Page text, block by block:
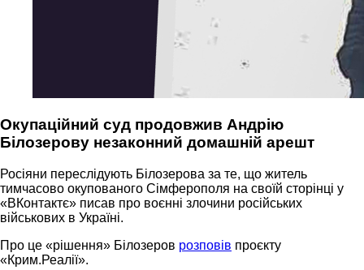
Окупаційний суд продовжив Андрію
Білозерову незаконний домашній арешт
Росіяни переслідують Білозерова за те, що житель
тимчасово окупованого Сімферополя на своїй сторінці у
«ВКонтактє» писав про воєнні злочини російських
військових в Україні.
Про це «рішення» Білозеров розповів проєкту
«Крим.Реалії».